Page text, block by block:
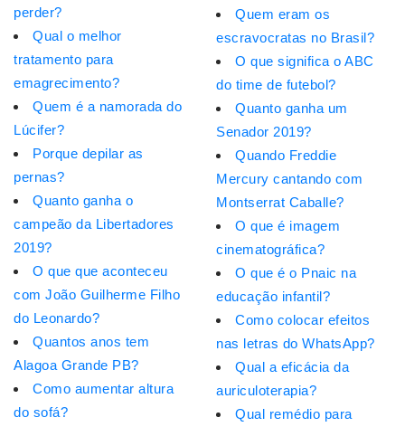
perder?
Qual o melhor
tratamento para
emagrecimento?
Quem é a namorada do
Lúcifer?
Porque depilar as
pernas?
Quanto ganha o
campeão da Libertadores
2019?
O que que aconteceu
com João Guilherme Filho
do Leonardo?
Quantos anos tem
Alagoa Grande PB?
Como aumentar altura
do sofá?
Quem eram os
escravocratas no Brasil?
O que significa o ABC
do time de futebol?
Quanto ganha um
Senador 2019?
Quando Freddie
Mercury cantando com
Montserrat Caballe?
O que é imagem
cinematográfica?
O que é o Pnaic na
educação infantil?
Como colocar efeitos
nas letras do WhatsApp?
Qual a eficácia da
auriculoterapia?
Qual remédio para